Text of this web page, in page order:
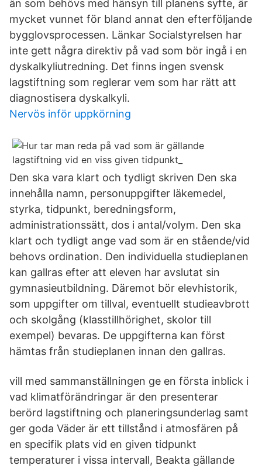
än som behövs med hänsyn till planens syfte, är
mycket vunnet för bland annat den efterföljande
bygglovsprocessen. Länkar Socialstyrelsen har
inte gett några direktiv på vad som bör ingå i en
dyskalkyliutredning. Det finns ingen svensk
lagstiftning som reglerar vem som har rätt att
diagnostisera dyskalkyli.
Nervös inför uppkörning
Den ska vara klart och tydligt skriven Den ska
innehålla namn, personuppgifter läkemedel,
styrka, tidpunkt, beredningsform,
administrationssätt, dos i antal/volym. Den ska
klart och tydligt ange vad som är en stående/vid
behovs ordination. Den individuella studieplanen
kan gallras efter att eleven har avslutat sin
gymnasieutbildning. Däremot bör elevhistorik,
som uppgifter om tillval, eventuellt studieavbrott
och skolgång (klasstillhörighet, skolor till
exempel) bevaras. De uppgifterna kan först
hämtas från studieplanen innan den gallras.
vill med sammanställningen ge en första inblick i
vad klimatförändringar är den presenterar
berörd lagstiftning och planeringsunderlag samt
ger goda Väder är ett tillstånd i atmosfären på
en specifik plats vid en given tidpunkt
temperaturer i vissa intervall, Beakta gällande